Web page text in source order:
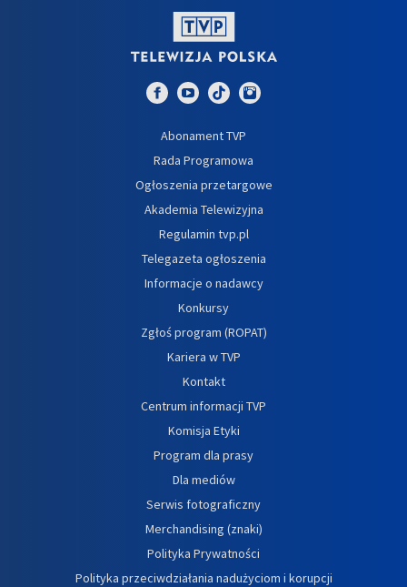
Abonament TVP
Rada Programowa
Ogłoszenia przetargowe
Akademia Telewizyjna
Regulamin tvp.pl
Telegazeta ogłoszenia
Informacje o nadawcy
Konkursy
Zgłoś program (ROPAT)
Kariera w TVP
Kontakt
Centrum informacji TVP
Komisja Etyki
Program dla prasy
Dla mediów
Serwis fotograficzny
Merchandising (znaki)
Polityka Prywatności
Polityka przeciwdziałania nadużyciom i korupcji